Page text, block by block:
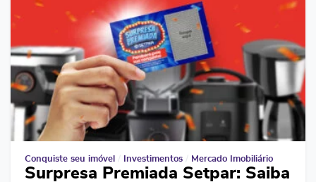
Conquiste seu imóvel Investimentos Mercado Imobiliário
Surpresa Premiada Setpar: Saiba